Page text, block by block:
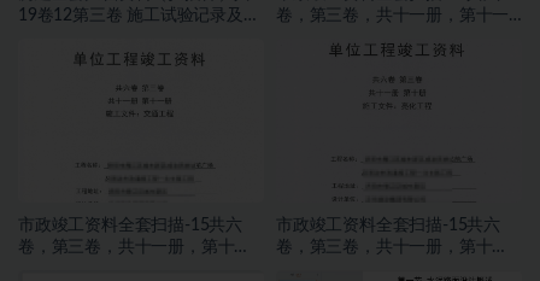
19卷12第三卷 施工试验记录及检
卷，第三卷，共十一册，第十一
市政竣工资料全套扫描-15共六
卷，第三卷，共十一册，第十
市政竣工资料全套扫描-15共六
卷，第三卷，共十一册，第十